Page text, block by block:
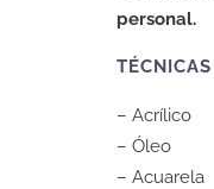
personal.
TÉCNICAS
– Acrílico
– Óleo
– Acuarela